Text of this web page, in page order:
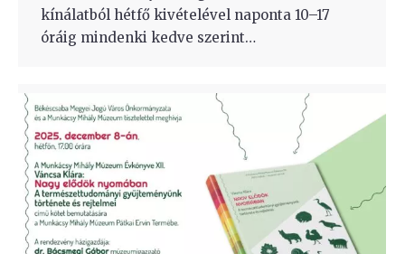
kínálatból hétfő kivételével naponta 10–17
óráig mindenki kedve szerint…